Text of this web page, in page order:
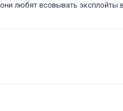
любят всовывать эксплойты